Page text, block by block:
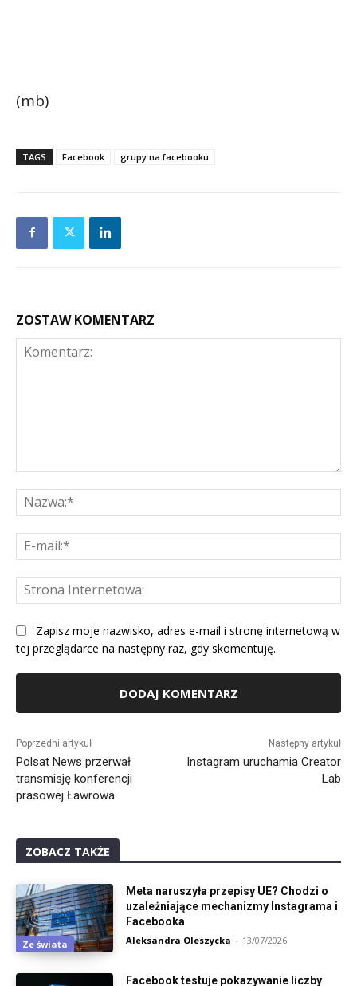
(mb)
TAGS Facebook grupy na facebooku
ZOSTAW KOMENTARZ
Zapisz moje nazwisko, adres e-mail i stronę internetową w
tej przeglądarce na następny raz, gdy skomentuję.
Poprzedni artykuł
Polsat News przerwał
transmisję konferencji
prasowej Ławrowa
Następny artykuł
Instagram uruchamia Creator
Lab
ZOBACZ TAKŻE
Ze świata
Meta naruszyła przepisy UE? Chodzi o
uzależniające mechanizmy Instagrama i
Facebooka
Aleksandra Oleszycka - 13/07/2026
Facebook testuje pokazywanie liczby